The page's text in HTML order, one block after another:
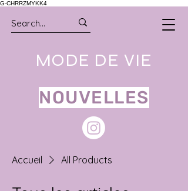
G-CHRRZMYKK4
MODE DE VIE
NOUVELLES
Accueil All Products